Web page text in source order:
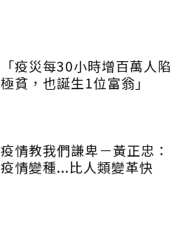
「疫災每30小時增百萬人陷
極貧，也誕生1位富翁」
疫情教我們謙卑－黃正忠：
疫情變種...比人類變革快